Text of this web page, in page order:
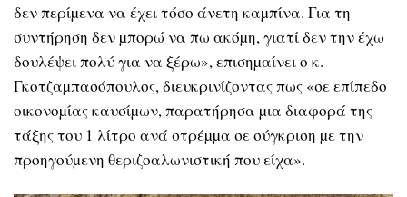
δεν περίµενα να έχει τόσο άνετη καµπίνα. Για τη
συντήρηση δεν µπορώ να πω ακόµη, γιατί δεν την έχω
δουλέψει πολύ για να ξέρω», επισηµαίνει ο κ.
Γκοτζαµπασόπουλος, διευκρινίζοντας πως «σε επίπεδο
οικονοµίας καυσίµων, παρατήρησα µια διαφορά της
τάξης του 1 λίτρο ανά στρέµµα σε σύγκριση µε την
προηγούµενη θεριζοαλωνιστική που είχα».